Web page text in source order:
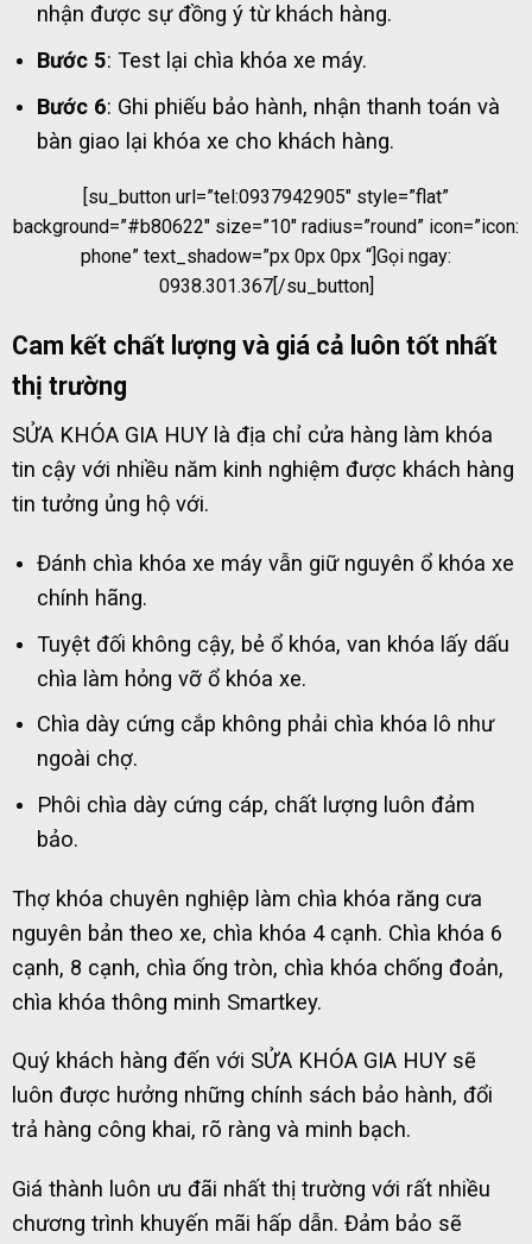
nhận được sự đồng ý từ khách hàng.
Bước 5: Test lại chìa khóa xe máy.
Bước 6: Ghi phiếu bảo hành, nhận thanh toán và
bàn giao lại khóa xe cho khách hàng.
[su_button url=”tel:0937942905″ style=”flat”
background=”#b80622″ size=”10″ radius=”round” icon=”icon:
phone” text_shadow=”px 0px 0px “]Gọi ngay:
0938.301.367[/su_button]
Cam kết chất lượng và giá cả luôn tốt nhất
thị trường
SỬA KHÓA GIA HUY là địa chỉ cửa hàng làm khóa
tin cậy với nhiều năm kinh nghiệm được khách hàng
tin tưởng ủng hộ với.
Đánh chìa khóa xe máy vẫn giữ nguyên ổ khóa xe
chính hãng.
Tuyệt đối không cậy, bẻ ổ khóa, van khóa lấy dấu
chìa làm hỏng vỡ ổ khóa xe.
Chìa dày cứng cắp không phải chìa khóa lô như
ngoài chợ.
Phôi chìa dày cứng cáp, chất lượng luôn đảm
bảo.
Thợ khóa chuyên nghiệp làm chìa khóa răng cưa
nguyên bản theo xe, chìa khóa 4 cạnh. Chìa khóa 6
cạnh, 8 cạnh, chìa ống tròn, chìa khóa chống đoản,
chìa khóa thông minh Smartkey.
Quý khách hàng đến với SỬA KHÓA GIA HUY sẽ
luôn được hưởng những chính sách bảo hành, đổi
trả hàng công khai, rõ ràng và minh bạch.
Giá thành luôn ưu đãi nhất thị trường với rất nhiều
chương trình khuyến mãi hấp dẫn. Đảm bảo sẽ